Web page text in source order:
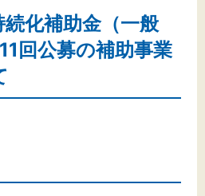
機関の方へ
連合会について
い合わせ
化補助金（一般
回公募の補助事業